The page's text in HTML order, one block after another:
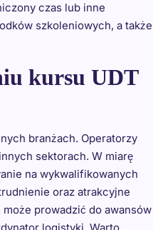
czas lub inne
szkoleniowych, a także
kursu UDT
branżach. Operatorzy
sektorach. W miarę
na wykwalifikowanych
oraz atrakcyjne
prowadzić do awansów